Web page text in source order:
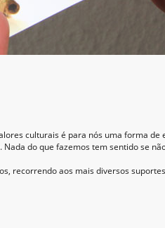
culturais é para nós uma forma de
do que fazemos tem sentido se
recorrendo aos mais diversos